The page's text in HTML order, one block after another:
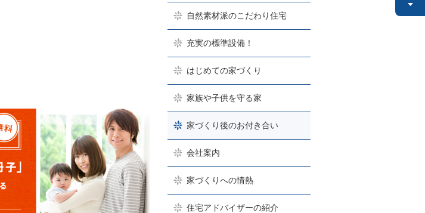
自然素材派のこだわり住宅
充実の標準設備！
はじめての家づくり
家族や子供を守る家
家づくり後のお付き合い
会社案内
家づくりへの情熱
住宅アドバイザーの紹介